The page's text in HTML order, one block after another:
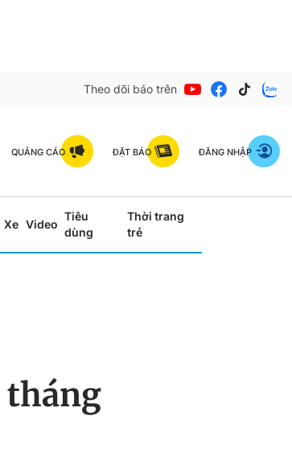
Theo dõi báo trên
QUẢNG CÁO ĐẶT BÁO ĐĂNG NHẬP
Xe Video
Tiêu
dùng
Thời trang
trẻ
tháng